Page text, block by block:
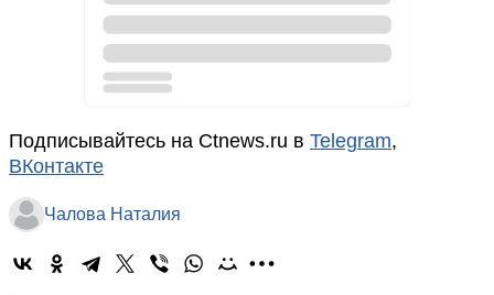
Подписывайтесь на Ctnews.ru в Telegram,
ВКонтакте
Чалова Наталия